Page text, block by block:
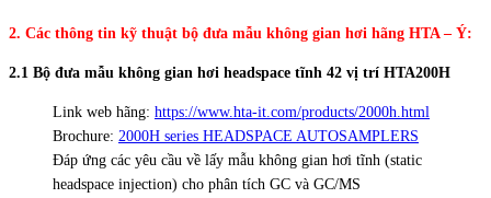
2. Các thông tin kỹ thuật bộ đưa mẫu không gian hơi hãng HTA – Ý:
2.1 Bộ đưa mẫu không gian hơi headspace tĩnh 42 vị trí HTA200H
Link web hãng: https://www.hta-it.com/products/2000h.html
Brochure: 2000H series HEADSPACE AUTOSAMPLERS
Đáp ứng các yêu cầu về lấy mẫu không gian hơi tĩnh (static
headspace injection) cho phân tích GC và GC/MS